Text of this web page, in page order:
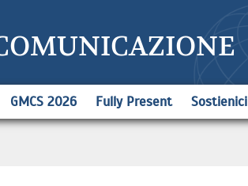
GMCS 2026 Fully Present Sostienici